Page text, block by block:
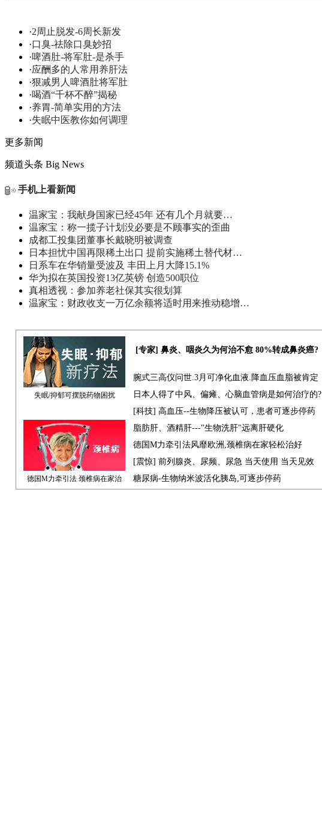
·2周止脱发-6周长新发
·口臭-祛除口臭妙招
·啤酒肚-将军肚-是杀手
·应酬多的人常用养肝法
·狠减男人啤酒肚将军肚
·喝酒“千杯不醉”揭秘
·养胃-简单实用的方法
·失眠中医教你如何调理
更多新闻
频道头条 Big News
手机上看新闻
温家宝：我献身国家已经45年 还有几个月就要…
温家宝：称一揽子计划没必要是不顾事实的歪曲
成都工投集团董事长戴晓明被调查
日本担忧中国再限稀土出口 提前实施稀土替代材…
日系车在华销量受波及 丰田上月大降15.1%
华为拟在英国投资13亿英镑 创造500职位
真相透视：参加养老社保其实很划算
温家宝：财政收支一万亿余额将适时用来推动稳增…
失眠/抑郁可摆脱药物困扰
[专家] 鼻炎、咽炎久为何治不愈 80%转成鼻炎癌?
腕式三高仪问世.3月可净化血液.降血压血脂被肯定
日本人得了中风、偏瘫、心脑血管病是如何治疗的?
[科技] 高血压--生物降压被认可，患者可逐步停药
德国M力牵引法 颈椎病在家治
脂肪肝、酒精肝---"生物洗肝"远离肝硬化
德国M力牵引法风靡欧洲,颈椎病在家轻松治好
[震惊] 前列腺炎、尿频、尿急 当天使用 当天见效
糖尿病-生物纳米波活化胰岛,可逐步停药